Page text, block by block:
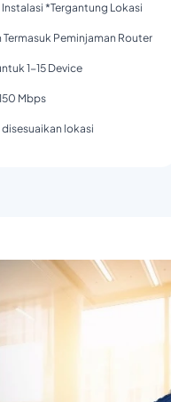
*Tergantung Lokasi
Termasuk Peminjaman Router
1-15 Device
Mbps
disesuaikan lokasi